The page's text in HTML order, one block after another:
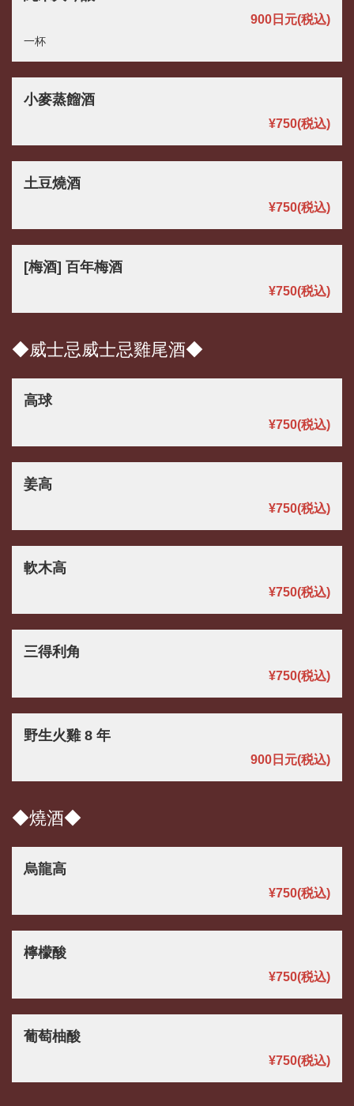
900日元(税込)
一杯
小麥蒸餾酒
¥750(税込)
土豆燒酒
¥750(税込)
[梅酒] 百年梅酒
¥750(税込)
◆威士忌威士忌雞尾酒◆
高球
¥750(税込)
姜高
¥750(税込)
軟木高
¥750(税込)
三得利角
¥750(税込)
野生火雞 8 年
900日元(税込)
◆燒酒◆
烏龍高
¥750(税込)
檸檬酸
¥750(税込)
葡萄柚酸
¥750(税込)
飲料 | パスタと世界のビール アンドリュー
https://andryu.owst.jp/drinks